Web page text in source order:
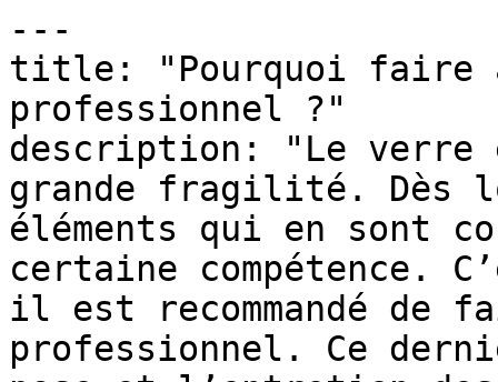
---
title: "Pourquoi faire
professionnel ?"
description: "Le verre
grande fragilité. Dès
éléments qui en sont
certaine compétence.
il est recommandé de
professionnel. Ce